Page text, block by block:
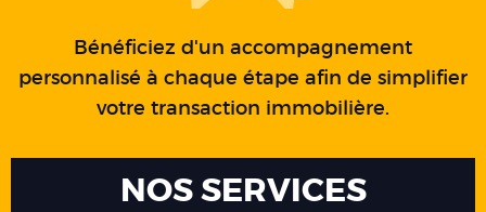
Bénéficiez d'un accompagnement
personnalisé à chaque étape afin de simplifier
votre transaction immobilière.
NOS SERVICES